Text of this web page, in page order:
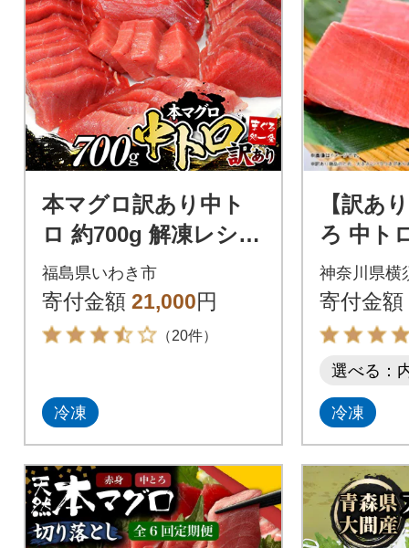
本マグロ訳あり中ト
ロ 約700g 解凍レシピ
付き
福島県いわき市
寄付金額 21,000円
（20件）
冷凍
【訳あ
ろ 中ト
900g (4
商工会
直売所
神奈川県横
寄付金額
選べる：
冷凍